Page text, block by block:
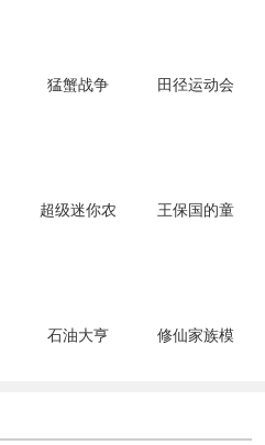
猛蟹战争
田径运动会
超级迷你农
王保国的童
石油大亨
修仙家族模